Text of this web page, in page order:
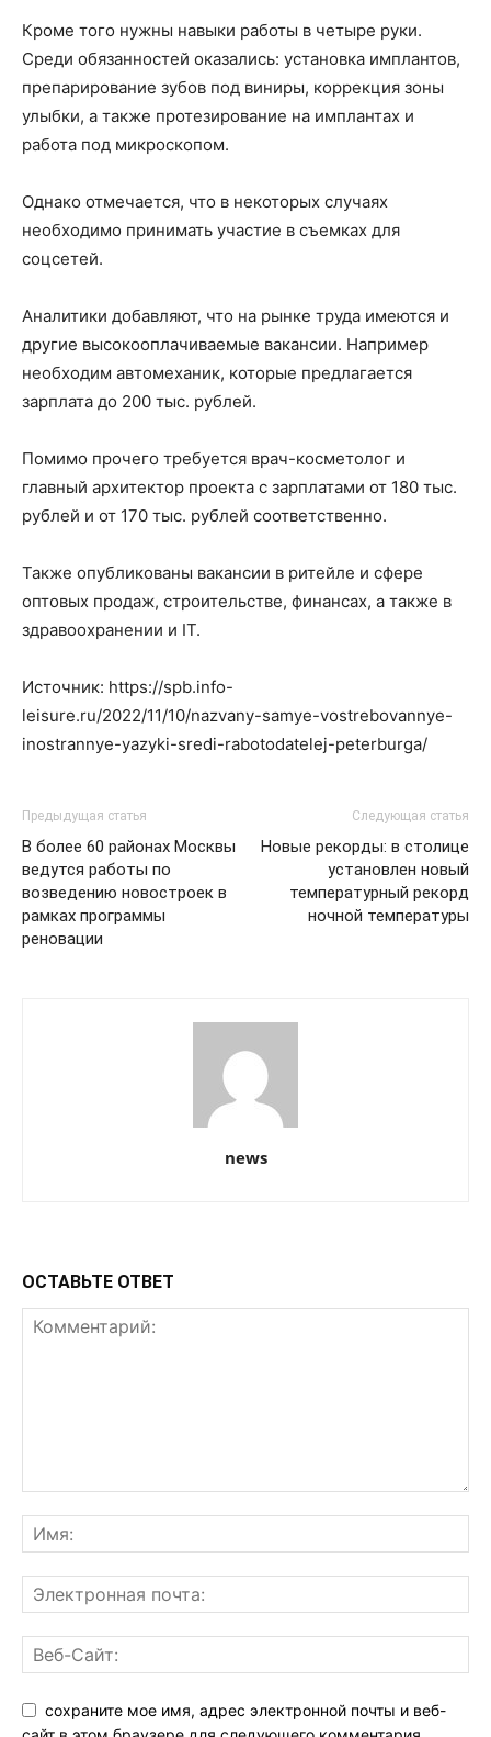
Кроме того нужны навыки работы в четыре руки.
Среди обязанностей оказались: установка имплантов,
препарирование зубов под виниры, коррекция зоны
улыбки, а также протезирование на имплантах и
работа под микроскопом.
Однако отмечается, что в некоторых случаях
необходимо принимать участие в съемках для
соцсетей.
Аналитики добавляют, что на рынке труда имеются и
другие высокооплачиваемые вакансии. Например
необходим автомеханик, которые предлагается
зарплата до 200 тыс. рублей.
Помимо прочего требуется врач-косметолог и
главный архитектор проекта с зарплатами от 180 тыс.
рублей и от 170 тыс. рублей соответственно.
Также опубликованы вакансии в ритейле и сфере
оптовых продаж, строительстве, финансах, а также в
здравоохранении и IT.
Источник: https://spb.info-
leisure.ru/2022/11/10/nazvany-samye-vostrebovannye-
inostrannye-yazyki-sredi-rabotodatelej-peterburga/
Предыдущая статья
В более 60 районах Москвы
ведутся работы по
возведению новостроек в
рамках программы
реновации
Следующая статья
Новые рекорды: в столице
установлен новый
температурный рекорд
ночной температуры
news
ОСТАВЬТЕ ОТВЕТ
сохраните мое имя, адрес электронной почты и веб-